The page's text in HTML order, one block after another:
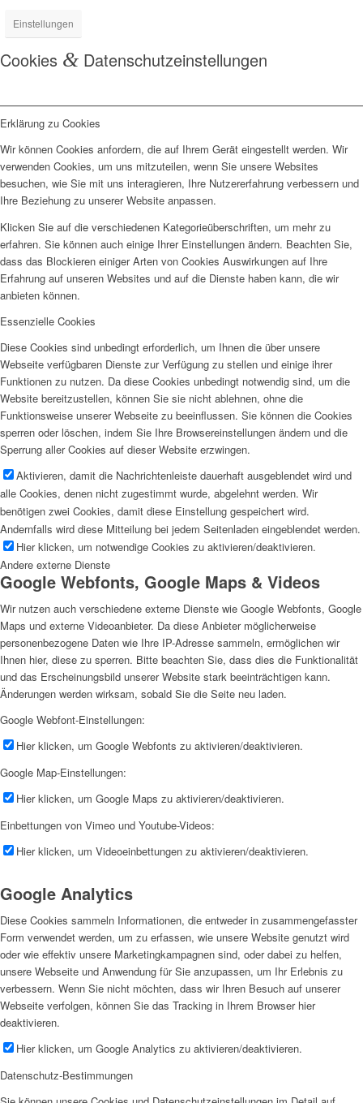
Einstellungen
Cookies & Datenschutzeinstellungen
Erklärung zu Cookies
Wir können Cookies anfordern, die auf Ihrem Gerät eingestellt werden. Wir
verwenden Cookies, um uns mitzuteilen, wenn Sie unsere Websites
besuchen, wie Sie mit uns interagieren, Ihre Nutzererfahrung verbessern und
Ihre Beziehung zu unserer Website anpassen.
Klicken Sie auf die verschiedenen Kategorieüberschriften, um mehr zu
erfahren. Sie können auch einige Ihrer Einstellungen ändern. Beachten Sie,
dass das Blockieren einiger Arten von Cookies Auswirkungen auf Ihre
Erfahrung auf unseren Websites und auf die Dienste haben kann, die wir
anbieten können.
Essenzielle Cookies
Diese Cookies sind unbedingt erforderlich, um Ihnen die über unsere
Webseite verfügbaren Dienste zur Verfügung zu stellen und einige ihrer
Funktionen zu nutzen. Da diese Cookies unbedingt notwendig sind, um die
Website bereitzustellen, können Sie sie nicht ablehnen, ohne die
Funktionsweise unserer Webseite zu beeinflussen. Sie können die Cookies
sperren oder löschen, indem Sie Ihre Browsereinstellungen ändern und die
Sperrung aller Cookies auf dieser Website erzwingen.
Aktivieren, damit die Nachrichtenleiste dauerhaft ausgeblendet wird und
alle Cookies, denen nicht zugestimmt wurde, abgelehnt werden. Wir
benötigen zwei Cookies, damit diese Einstellung gespeichert wird.
Andernfalls wird diese Mitteilung bei jedem Seitenladen eingeblendet werden.
Hier klicken, um notwendige Cookies zu aktivieren/deaktivieren.
Andere externe Dienste
Google Webfonts, Google Maps & Videos
Wir nutzen auch verschiedene externe Dienste wie Google Webfonts, Google
Maps und externe Videoanbieter. Da diese Anbieter möglicherweise
personenbezogene Daten wie Ihre IP-Adresse sammeln, ermöglichen wir
Ihnen hier, diese zu sperren. Bitte beachten Sie, dass dies die Funktionalität
und das Erscheinungsbild unserer Website stark beeinträchtigen kann.
Änderungen werden wirksam, sobald Sie die Seite neu laden.
Google Webfont-Einstellungen:
Hier klicken, um Google Webfonts zu aktivieren/deaktivieren.
Google Map-Einstellungen:
Hier klicken, um Google Maps zu aktivieren/deaktivieren.
Einbettungen von Vimeo und Youtube-Videos:
Hier klicken, um Videoeinbettungen zu aktivieren/deaktivieren.
Google Analytics
Diese Cookies sammeln Informationen, die entweder in zusammengefasster
Form verwendet werden, um zu erfassen, wie unsere Website genutzt wird
oder wie effektiv unsere Marketingkampagnen sind, oder dabei zu helfen,
unsere Webseite und Anwendung für Sie anzupassen, um Ihr Erlebnis zu
verbessern. Wenn Sie nicht möchten, dass wir Ihren Besuch auf unserer
Webseite verfolgen, können Sie das Tracking in Ihrem Browser hier
deaktivieren.
Hier klicken, um Google Analytics zu aktivieren/deaktivieren.
Datenschutz-Bestimmungen